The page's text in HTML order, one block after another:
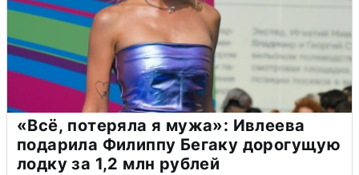
«Всё, потеряла я мужа»: Ивлеева
подарила Филиппу Бегаку дорогущую
лодку за 1,2 млн рублей